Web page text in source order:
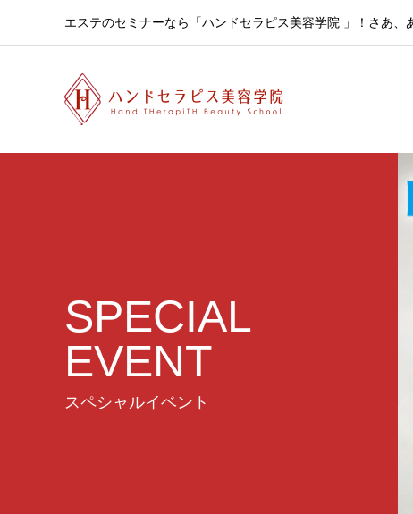
エステのセミナーなら「ハンドセラピス美容学院 」！さあ、
SPECIAL
EVENT
スペシャルイベント